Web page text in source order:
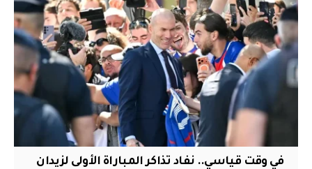
في وقت قياسي.. نفاد تذاكر المباراة الأولى لزيدان